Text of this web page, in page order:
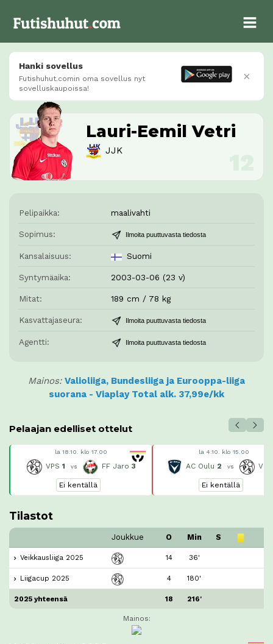
Hanki sovellus
Futishuhut.comin oma sovellus nyt
sovelluskaupoissa!
×
Lauri-Eemil Vetri
JJK
Pelipaikka: maalivahti
Sopimus: Ilmoita puuttuvasta tiedosta
Kansalaisuus: Suomi
Syntymäaika: 2003-03-06 (23 v)
Mitat: 189 cm / 78 kg
Kasvattajaseura: Ilmoita puuttuvasta tiedosta
Agentti: Ilmoita puuttuvasta tiedosta
Mainos: Valioliiga, Bundesliiga ja Eurooppa-liiga
suorana - Viaplay Total alk. 37,99e/kk
Pelaajan edelliset ottelut
la 18.10. klo 17.00
VPS 1 vs FF Jaro 3
Ei kentällä
la 4.10. klo 15.00
AC Oulu 2 vs
Ei kentällä
Tilastot
Joukkue O Min S
Veikkausliiga 2025 14 36'
Liigacup 2025 4 180'
2025 yhteensä 18 216'
Mainos: